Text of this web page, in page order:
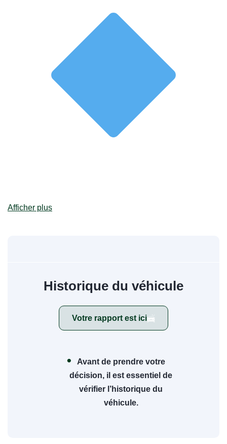
Afficher plus
Historique du véhicule
Votre rapport est ici
Avant de prendre votre
décision, il est essentiel de
vérifier l’historique du
véhicule.